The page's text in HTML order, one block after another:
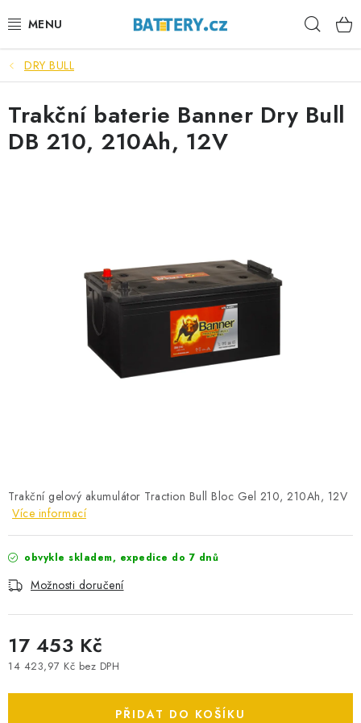
na
VÝHODNÉ SETY
SLUŽBY
AUTOBATERIE
STANIČNÍ BATERIE
BATERIOVÉ BOXY
POWERBANKY
MĚNIČE NAPĚTÍ
TESTERY BATERIÍ
BATERIE PRO VYSAVAČE
BATERIE PRO NOUZOVÁ OSVĚTLENÍ
DRY BULL
Trakční gelový akumulátor Traction Bull Bloc Gel 210, 210Ah, 12V
Více informací
obvykle skladem, expedice do 7 dnů
Možnosti doručení
17 453 Kč
14 423,97 Kč bez DPH
PŘIDAT DO KOŠÍKU
Trakční baterie Banner Dry Bull
DB 210, 210Ah, 12V